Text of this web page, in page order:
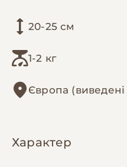
20-25 см
1-2 кг
Європа
Характер